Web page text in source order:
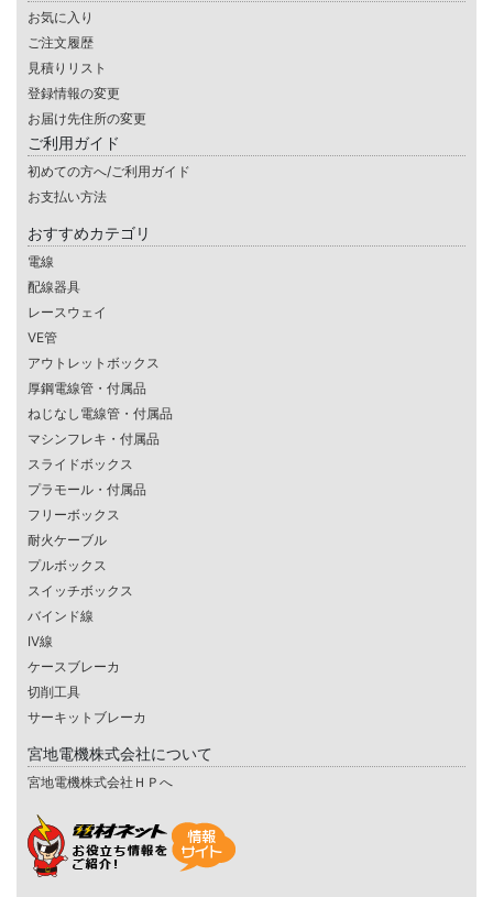
お気に入り
ご注文履歴
見積りリスト
登録情報の変更
お届け先住所の変更
ご利用ガイド
初めての方へ/ご利用ガイド
お支払い方法
おすすめカテゴリ
電線
配線器具
レースウェイ
VE管
アウトレットボックス
厚鋼電線管・付属品
ねじなし電線管・付属品
マシンフレキ・付属品
スライドボックス
プラモール・付属品
フリーボックス
耐火ケーブル
プルボックス
スイッチボックス
バインド線
IV線
ケースブレーカ
切削工具
サーキットブレーカ
宮地電機株式会社について
宮地電機株式会社ＨＰへ